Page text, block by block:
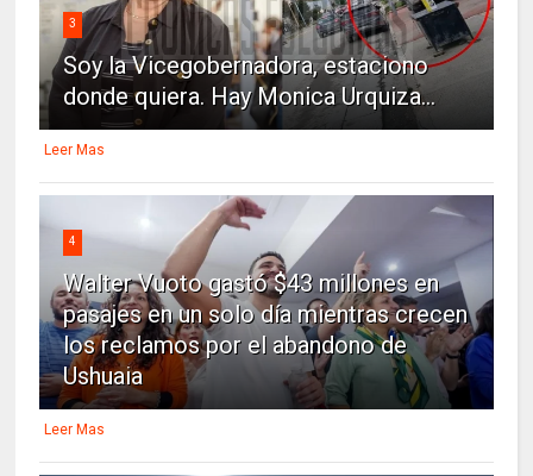
3
Soy la Vicegobernadora, estaciono
donde quiera. Hay Monica Urquiza...
Leer Mas
4
Walter Vuoto gastó $43 millones en
pasajes en un solo día mientras crecen
los reclamos por el abandono de
Ushuaia
Leer Mas